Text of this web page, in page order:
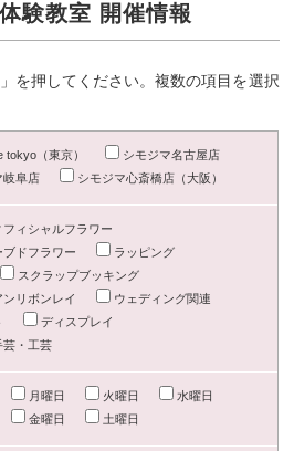
験教室 開催情報
を押してください。複数の項目を選択
tokyo（東京）
シモジマ名古屋店
岐阜店
シモジマ心斎橋店（大阪）
フィシャルフラワー
ブドフラワー
ラッピング
スクラップブッキング
リボンレイ
ウェディング関連
ディスプレイ
芸・工芸
月曜日 火曜日
水曜日
金曜日 土曜日